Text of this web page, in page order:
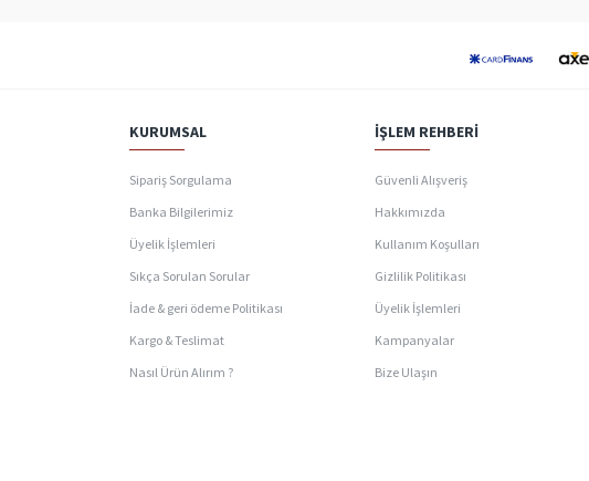
KURUMSAL
Sipariş Sorgulama
Banka Bilgilerimiz
Üyelik İşlemleri
Sıkça Sorulan Sorular
İade & geri ödeme Politikası
Kargo & Teslimat
Nasıl Ürün Alırım ?
İŞLEM REHBERI
Güvenli Alışveriş
Hakkımızda
Kullanım Koşulları
Gizlilik Politikası
Üyelik İşlemleri
Kampanyalar
Bize Ulaşın